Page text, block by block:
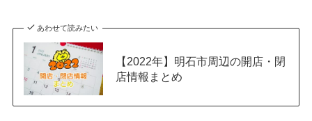
あわせて読みたい
【2022年】明石市周辺の開店・閉
店情報まとめ